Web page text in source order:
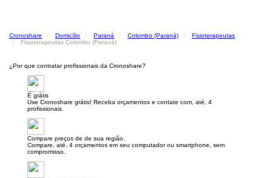
Cronoshare Domicílio Paraná Colombo (Paraná)
Fisioterapeutas
Fisioterapeutas Colombo (Paraná)
¿Por que contratar profissionais da Cronoshare?
É grátis
Use Cronoshare grátis! Receba orçamentos e contate com, até, 4
profissionais.
Compare preços de de sua região.
Compare, até, 4 orçamentos em seu computador ou smartphone, sem
compromisso.